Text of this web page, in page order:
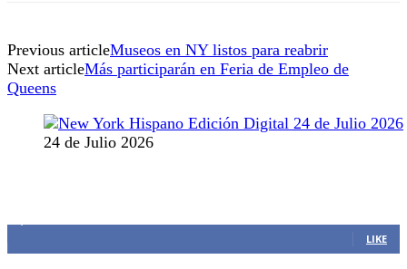
Previous articleMuseos en NY listos para reabrir
Next articleMás participarán en Feria de Empleo de
Queens
24 de Julio 2026
LIKE